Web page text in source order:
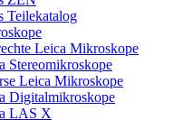
Teilekatalog
Leica Mikroskope
Stereomikroskope
Leica Mikroskope
Digitalmikroskope
LAS X